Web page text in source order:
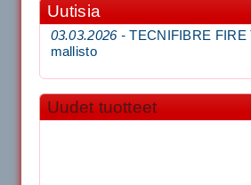
Uutisia
03.03.2026 -TECNIFIBRE FIRE
mallisto
Uudet tuotteet